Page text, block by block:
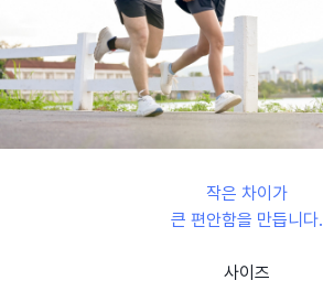
작은 차이가
큰 편안함을 만듭니다.
사이즈